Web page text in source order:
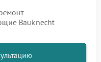
Bauknecht